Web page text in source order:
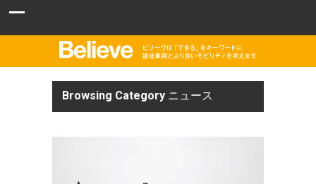
Browsing Category ニュース